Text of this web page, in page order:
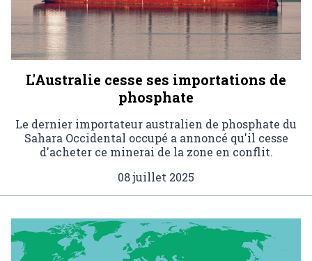
L'Australie cesse ses importations de
phosphate
Le dernier importateur australien de phosphate du
Sahara Occidental occupé a annoncé qu'il cesse
d'acheter ce minerai de la zone en conflit.
08 juillet 2025